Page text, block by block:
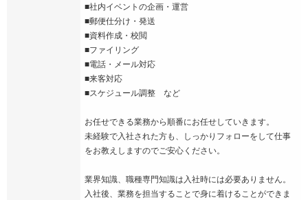
■社内イベントの企画・運営
■郵便仕分け・発送
■資料作成・校閲
■ファイリング
■電話・メール対応
■来客対応
■スケジュール調整 など
お任せできる業務から順番にお任せしていきます。
未経験で入社された方も、しっかりフォローをして仕事
をお教えしますのでご安心ください。
業界知識、職種専門知識は入社時には必要ありません。
入社後、業務を担当することで身に着けることができま